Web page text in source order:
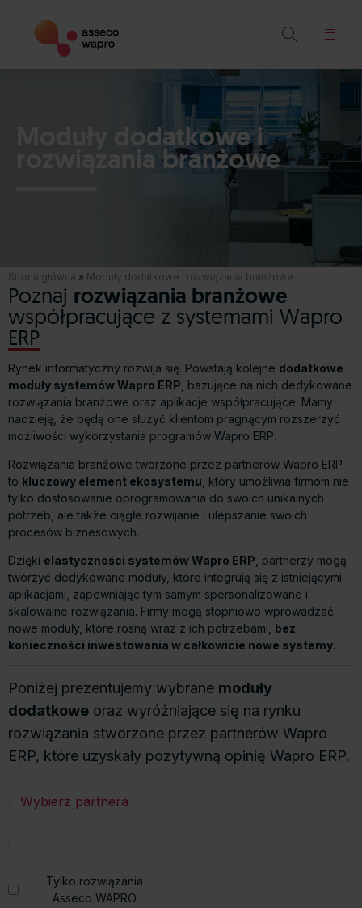

Moduły dodatkowe i
rozwiązania branżowe
Strona główna » Moduły dodatkowe i rozwiązania branżowe
Poznaj rozwiązania branżowe
współpracujące z systemami Wapro
ERP
Rynek informatyczny rozwija się. Powstają kolejne dodatkowe
moduły systemów Wapro ERP , bazujące na nich dedykowane
rozwiązania branżowe oraz aplikacje współpracujące. Mamy
nadzieję, że będą one służyć klientom pragnącym rozszerzyć
możliwości wykorzystania programów Wapro ERP.
Rozwiązania branżowe tworzone przez partnerów Wapro ERP
to kluczowy element ekosystemu , który umożliwia firmom nie
tylko dostosowanie oprogramowania do swoich unikalnych
potrzeb, ale także ciągłe rozwijanie i ulepszanie swoich
procesów biznesowych.
Dzięki elastyczności systemów Wapro ERP , partnerzy mogą
tworzyć dedykowane moduły, które integrują się z istniejącymi
aplikacjami, zapewniając tym samym spersonalizowane i
skalowalne rozwiązania. Firmy mogą stopniowo wprowadzać
nowe moduły, które rosną wraz z ich potrzebami, bez
konieczności inwestowania w całkowicie nowe systemy.
Poniżej prezentujemy wybrane moduły
dodatkowe oraz wyróżniające się na rynku
rozwiązania stworzone przez partnerów Wapro
ERP, które uzyskały pozytywną opinię Wapro ERP.
Tylko rozwiązania
Asseco WAPRO